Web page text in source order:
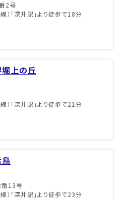
2号
）「深井駅」より徒歩で18分
堀上の丘
）「深井駅」より徒歩で21分
鳥
13号
）「深井駅」より徒歩で23分